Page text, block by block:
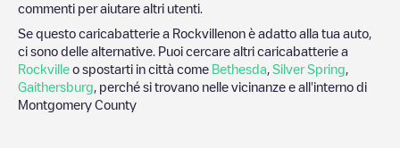
commenti per aiutare altri utenti.
Se questo caricabatterie a Rockvillenon è adatto alla tua auto,
ci sono delle alternative. Puoi cercare altri caricabatterie a
Rockville o spostarti in città come Bethesda Silver Spring
Gaithersburg , perché si trovano nelle vicinanze e all'interno di
Montgomery County